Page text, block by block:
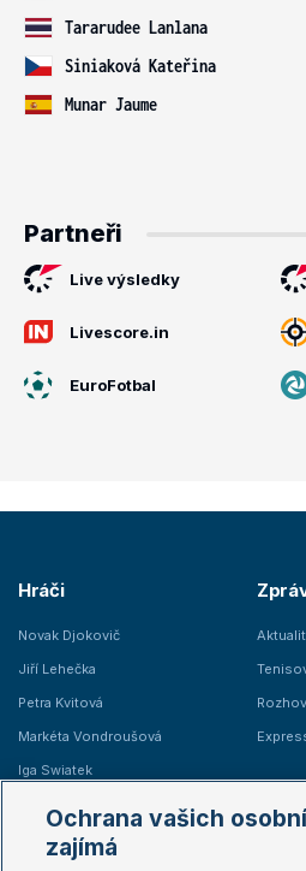
Tararudee Lanlana
Siniaková Kateřina
Munar Jaume
Partneři
Live výsledky
Livescore.in
EuroFotbal
Hráči
Novak Djokovič
Jiří Lehečka
Petra Kvitová
Markéta Vondroušová
Iga Swiatek
Žebříčky
Ochrana vašich
zajímá